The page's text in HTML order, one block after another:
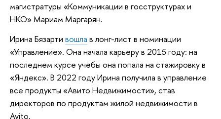
магистратуры «Коммуникации в госструктурах и
НКО» Мариам Маргарян.
Ирина Бязарти вошла в лонг-лист в номинации
«Управление». Она начала карьеру в 2015 году: на
последнем курсе учёбы она попала на стажировку в
«Яндекс». В 2022 году Ирина получила в управление
все продукты «Авито Недвижимости», став
директоров по продуктам жилой недвижимости в
Avito.